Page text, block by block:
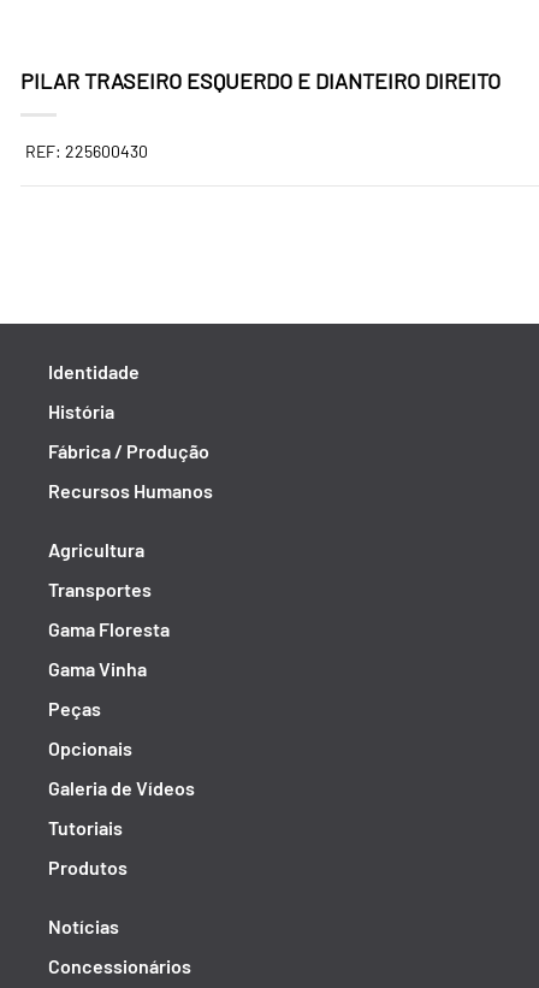
PILAR TRASEIRO ESQUERDO E DIANTEIRO DIREITO
REF: 225600430
Identidade
História
Fábrica / Produção
Recursos Humanos
Agricultura
Transportes
Gama Floresta
Gama Vinha
Peças
Opcionais
Galeria de Vídeos
Tutoriais
Produtos
Notícias
Concessionários